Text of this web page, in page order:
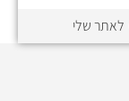
לאתר שלי